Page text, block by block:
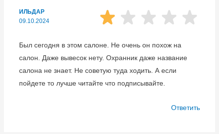
ИЛЬДАР
09.10.2024
Был сегодня в этом салоне. Не очень он похож на
салон. Даже вывесок нету. Охранник даже название
салона не знает. Не советую туда ходить. А если
пойдете то лучше читайте что подписывайте.
Ответить